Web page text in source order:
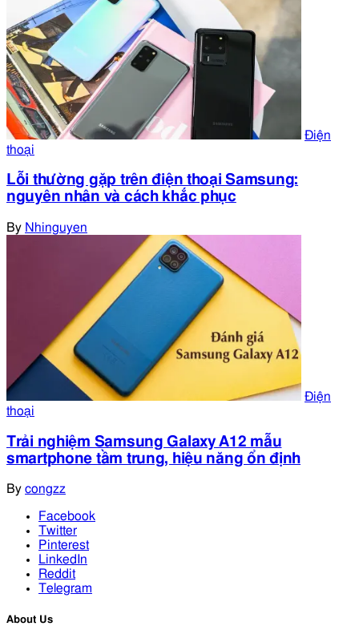
Điện
thoại
Lỗi thường gặp trên điện thoại Samsung:
nguyên nhân và cách khắc phục
By Nhinguyen
Điện
thoại
Trải nghiệm Samsung Galaxy A12 mẫu
smartphone tầm trung, hiệu năng ổn định
By congzz
Facebook
Twitter
Pinterest
LinkedIn
Reddit
Telegram
About Us